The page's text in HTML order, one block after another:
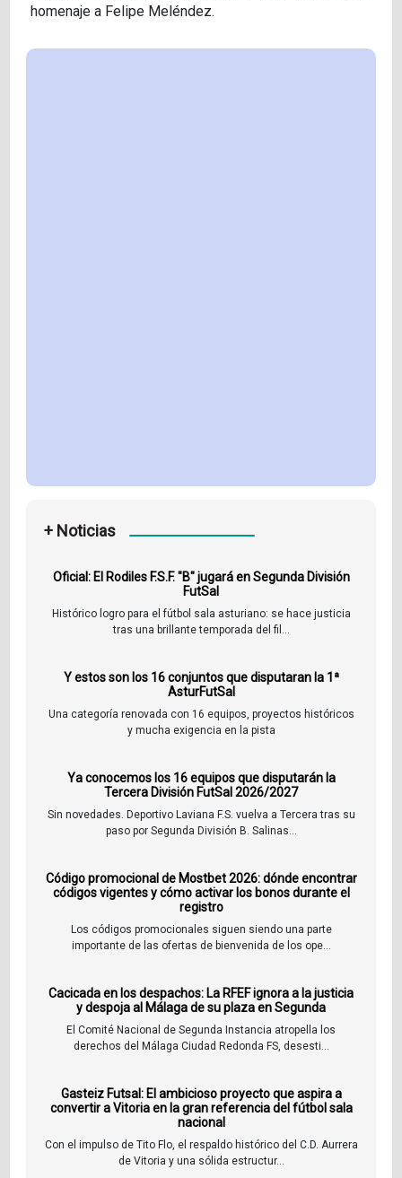
homenaje a Felipe Meléndez.
+ Noticias
Oficial: El Rodiles F.S.F. "B" jugará en Segunda División
FutSal
Histórico logro para el fútbol sala asturiano: se hace justicia
tras una brillante temporada del fil...
Y estos son los 16 conjuntos que disputaran la 1ª
AsturFutSal
Una categoría renovada con 16 equipos, proyectos históricos
y mucha exigencia en la pista
Ya conocemos los 16 equipos que disputarán la
Tercera División FutSal 2026/2027
Sin novedades. Deportivo Laviana F.S. vuelva a Tercera tras su
paso por Segunda División B. Salinas...
Código promocional de Mostbet 2026: dónde encontrar
códigos vigentes y cómo activar los bonos durante el
registro
Los códigos promocionales siguen siendo una parte
importante de las ofertas de bienvenida de los ope...
Cacicada en los despachos: La RFEF ignora a la justicia
y despoja al Málaga de su plaza en Segunda
El Comité Nacional de Segunda Instancia atropella los
derechos del Málaga Ciudad Redonda FS, desesti...
Gasteiz Futsal: El ambicioso proyecto que aspira a
convertir a Vitoria en la gran referencia del fútbol sala
nacional
Con el impulso de Tito Flo, el respaldo histórico del C.D. Aurrera
de Vitoria y una sólida estructur...